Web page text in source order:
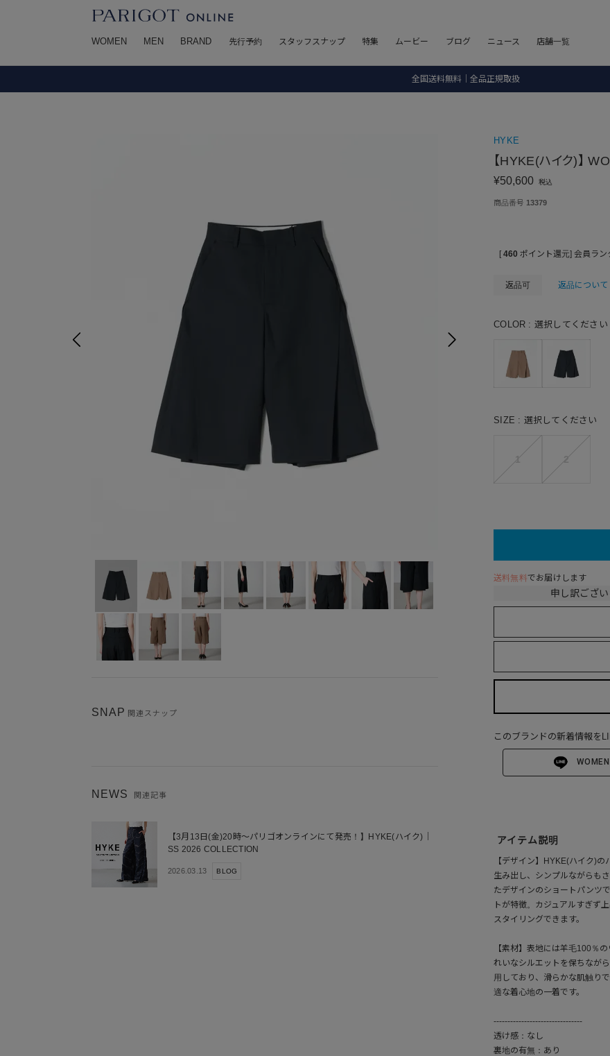
WOMEN MEN BRAND 先行予約 スタッフスナップ 特集 ムービー ブログ ニュース 店舗一覧
全国送料無料｜全品正規取扱
SNAP 関連スナップ
NEWS 関連記事
【3月13日(金)20時～パリゴオンラインにて発売！】HYKE(ハイク)｜
SS 2026 COLLECTION
2026.03.13 BLOG
HYKE
【HYKE(ハイク)】
¥50,600 税込
商品番号 13379
[ 460 ポイント還元] 会員ラン
返品可 返品について
COLOR 選択してください
SIZE 選択してください
送料無料 でお届けします
申し訳ござ
このブランドの新着情報を
WOMEN
アイテム説明
【デザイン】HYKE(ハイク)
生み出し、シンプルながらも
たデザインのショートパンツ
トが特徴。カジュアルすぎず
スタイリングできます。
【素材】表地には羊毛100％
れいなシルエットを保ちなが
用しており、滑らかな肌触り
適な着心地の一着です。
--------------------------------
透け感：なし
裏地の有無：あり